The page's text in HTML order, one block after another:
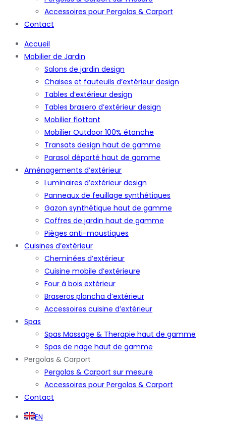
Accessoires pour Pergolas & Carport
Contact
Accueil
Mobilier de Jardin
Salons de jardin design
Chaises et fauteuils d’extérieur design
Tables d’extérieur design
Tables brasero d’extérieur design
Mobilier flottant
Mobilier Outdoor 100% étanche
Transats design haut de gamme
Parasol déporté haut de gamme
Aménagements d’extérieur
Luminaires d’extérieur design
Panneaux de feuillage synthétiques
Gazon synthétique haut de gamme
Coffres de jardin haut de gamme
Pièges anti-moustiques
Cuisines d’extérieur
Cheminées d’extérieur
Cuisine mobile d’extérieure
Four à bois extérieur
Braseros plancha d’extérieur
Accessoires cuisine d’extérieur
Spas
Spas Massage & Therapie haut de gamme
Spas de nage haut de gamme
Pergolas & Carport
Pergolas & Carport sur mesure
Accessoires pour Pergolas & Carport
Contact
EN